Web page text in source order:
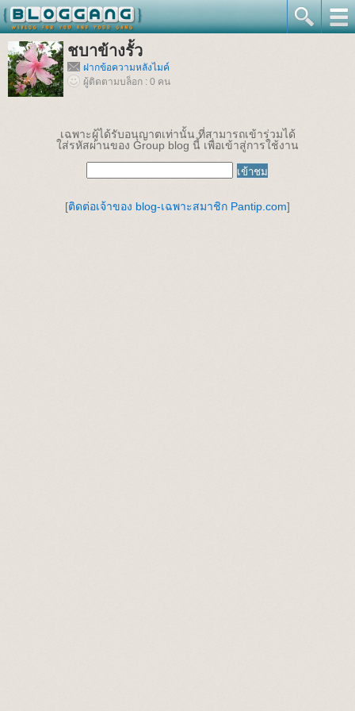
ชบาข้างรั้ว
ฝากข้อความหลังไมค์
ผู้ติดตามบล็อก : 0 คน
เฉพาะผู้ได้รับอนุญาตเท่านั้น ที่สามารถเข้าร่วมได้
ใส่รหัสผ่านของ Group blog นี้ เพื่อเข้าสู่การใช้งาน
[ติดต่อเจ้าของ blog-เฉพาะสมาชิก Pantip.com]